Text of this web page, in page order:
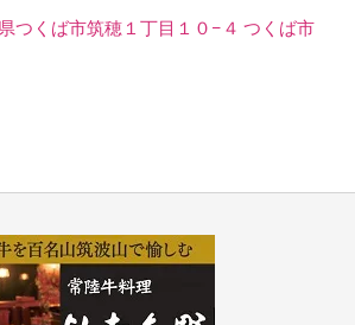
つくば市筑穂１丁目１０−４ つくば市